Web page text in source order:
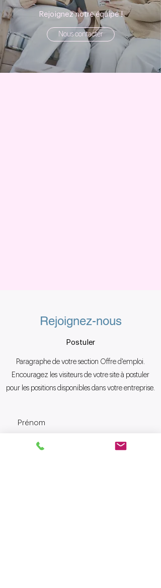
Rejoignez notre équipe !
Nous contacter
Rejoignez-nous
Postuler
Paragraphe de votre section Offre d'emploi.
Encouragez les visiteurs de votre site à postuler
pour les positions disponibles dans votre entreprise.